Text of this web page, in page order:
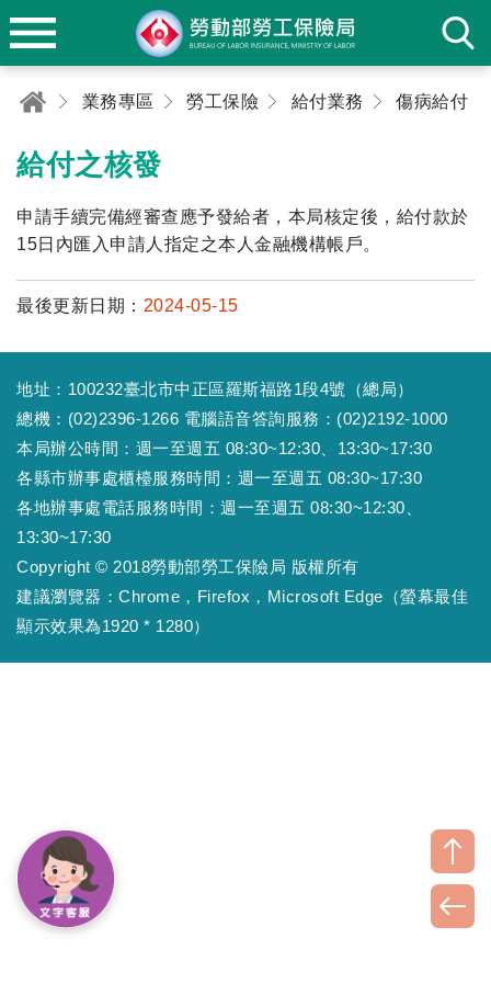
業務專區 勞工保險 給付業務 傷病給付
給付之核發
申請手續完備經審查應予發給者，本局核定後，給付款於
15日內匯入申請人指定之本人金融機構帳戶。
最後更新日期： 2024-05-15
地址：100232臺北市中正區羅斯福路1段4號（總局）
總機：(02)2396-1266 電腦語音答詢服務：(02)2192-1000
本局辦公時間：週一至週五 08:30~12:30、13:30~17:30
各縣市辦事處櫃檯服務時間：週一至週五 08:30~17:30
各地辦事處電話服務時間：週一至週五 08:30~12:30、
13:30~17:30
Copyright © 2018勞動部勞工保險局 版權所有
建議瀏覽器：Chrome，Firefox，Microsoft Edge（螢幕最佳
顯示效果為1920 * 1280）